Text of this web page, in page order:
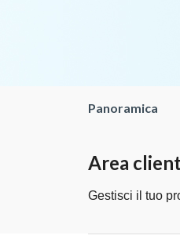
Panoramica
Area
Gestisci il tuo